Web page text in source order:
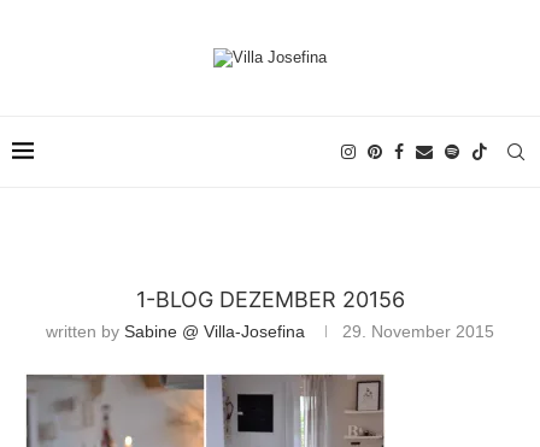
1-BLOG DEZEMBER 20156
written by Sabine @ Villa-Josefina 29. November 2015